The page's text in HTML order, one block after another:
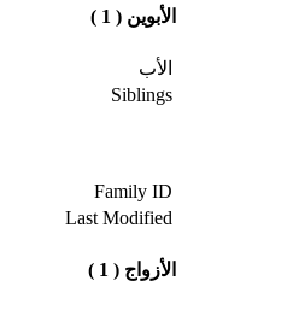
الأبوين ( 1 )
الأب
Siblings
Family ID
Last Modified
الأزواج ( 1 )